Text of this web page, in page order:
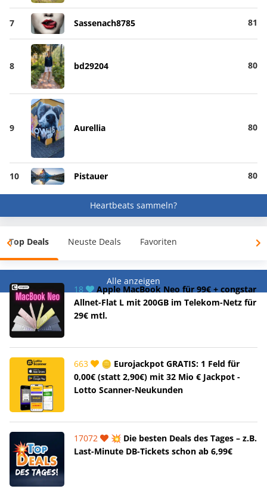
7 Sassenach8785 81
8 bd29204 80
9 Aurellia 80
10 Pistauer 80
Heartbeats sammeln?
Top Deals Neuste Deals Favoriten
Alle anzeigen
18
Apple MacBook Neo für 99€ + congstar
Allnet-Flat L mit 200GB im Telekom-Netz für
29€ mtl.
663
🪙 Eurojackpot GRATIS: 1 Feld für
0,00€ (statt 2,90€) mit 32 Mio € Jackpot -
Lotto Scanner-Neukunden
17072
💥 Die besten Deals des Tages – z.B.
Last-Minute DB-Tickets schon ab 6,99€